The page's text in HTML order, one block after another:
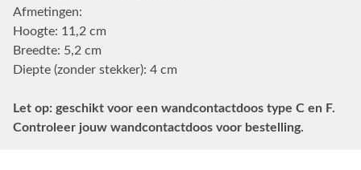
Afmetingen:
Hoogte: 11,2 cm
Breedte: 5,2 cm
Diepte (zonder stekker): 4 cm
Let op: geschikt voor een wandcontactdoos type C en F.
Controleer jouw wandcontactdoos voor bestelling.